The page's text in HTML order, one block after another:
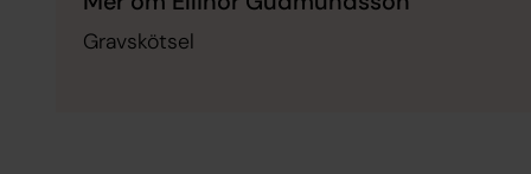
Gravskötsel